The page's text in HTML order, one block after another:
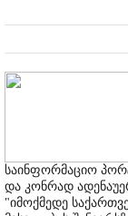
საინფორმაციო
და კონრად
"იმოქმედე